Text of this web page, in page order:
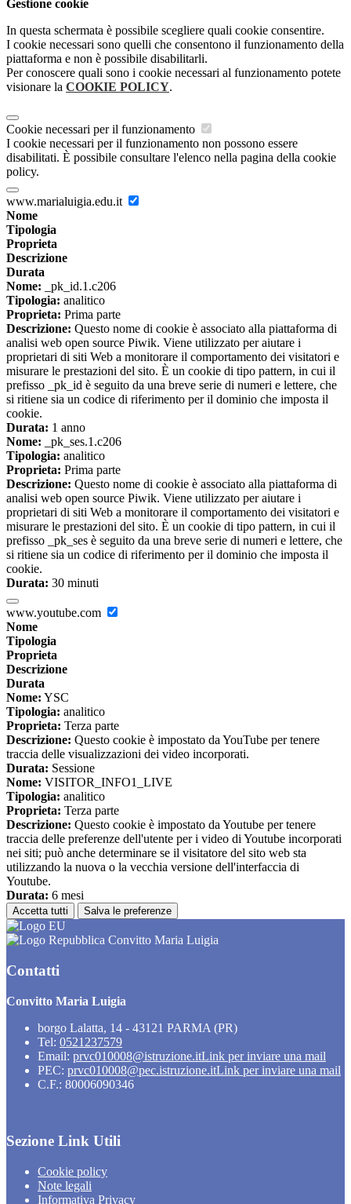
Gestione cookie
In questa schermata è possibile scegliere quali cookie consentire.
I cookie necessari sono quelli che consentono il funzionamento della
piattaforma e non è possibile disabilitarli.
Per conoscere quali sono i cookie necessari al funzionamento potete
visionare la COOKIE POLICY.
Cookie necessari per il funzionamento
I cookie necessari per il funzionamento non possono essere
disabilitati. È possibile consultare l'elenco nella pagina della cookie
policy.
www.marialuigia.edu.it
Nome
Tipologia
Proprieta
Descrizione
Durata
Nome: _pk_id.1.c206
Tipologia: analitico
Proprieta: Prima parte
Descrizione: Questo nome di cookie è associato alla piattaforma di
analisi web open source Piwik. Viene utilizzato per aiutare i
proprietari di siti Web a monitorare il comportamento dei visitatori e
misurare le prestazioni del sito. È un cookie di tipo pattern, in cui il
prefisso _pk_id è seguito da una breve serie di numeri e lettere, che
si ritiene sia un codice di riferimento per il dominio che imposta il
cookie.
Durata: 1 anno
Nome: _pk_ses.1.c206
Tipologia: analitico
Proprieta: Prima parte
Descrizione: Questo nome di cookie è associato alla piattaforma di
analisi web open source Piwik. Viene utilizzato per aiutare i
proprietari di siti Web a monitorare il comportamento dei visitatori e
misurare le prestazioni del sito. È un cookie di tipo pattern, in cui il
prefisso _pk_ses è seguito da una breve serie di numeri e lettere, che
si ritiene sia un codice di riferimento per il dominio che imposta il
cookie.
Durata: 30 minuti
www.youtube.com
Nome
Tipologia
Proprieta
Descrizione
Durata
Nome: YSC
Tipologia: analitico
Proprieta: Terza parte
Descrizione: Questo cookie è impostato da YouTube per tenere
traccia delle visualizzazioni dei video incorporati.
Durata: Sessione
Nome: VISITOR_INFO1_LIVE
Tipologia: analitico
Proprieta: Terza parte
Descrizione: Questo cookie è impostato da Youtube per tenere
traccia delle preferenze dell'utente per i video di Youtube incorporati
nei siti; può anche determinare se il visitatore del sito web sta
utilizzando la nuova o la vecchia versione dell'interfaccia di
Youtube.
Durata: 6 mesi
Accetta tutti Salva le preferenze
Convitto Maria Luigia
Contatti
Convitto Maria Luigia
borgo Lalatta, 14 - 43121 PARMA (PR)
Tel: 0521237579
Email: prvc010008@istruzione.itLink per inviare una mail
PEC: prvc010008@pec.istruzione.itLink per inviare una mail
C.F.: 80006090346
Sezione Link Utili
Cookie policy
Note legali
Informativa Privacy